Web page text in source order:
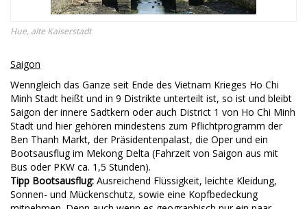
Hue, alte Kaiserstadt
Saigon
Wenngleich das Ganze seit Ende des Vietnam Krieges Ho Chi
Minh Stadt heißt und in 9 Distrikte unterteilt ist, so ist und bleibt
Saigon der innere Sadtkern oder auch District 1 von Ho Chi Minh
Stadt und hier gehören mindestens zum Pflichtprogramm der
Ben Thanh Markt, der Präsidentenpalast, die Oper und ein
Bootsausflug im Mekong Delta (Fahrzeit von Saigon aus mit
Bus oder PKW ca. 1,5 Stunden).
Tipp Bootsausflug: Ausreichend Flüssigkeit, leichte Kleidung,
Sonnen- und Mückenschutz, sowie eine Kopfbedeckung